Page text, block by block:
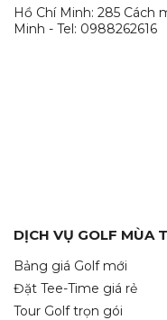
Hồ Chí Minh: 285 Cách
Minh - Tel: 0988262616
DỊCH VỤ GOLF MÙA
Bảng giá Golf mới
Đặt Tee-Time giá rẻ
Tour Golf trọn gói